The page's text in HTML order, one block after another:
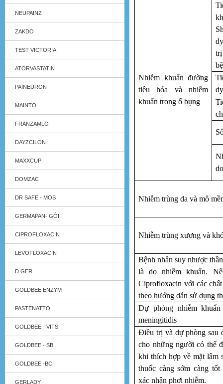
NEUPAINZ
ZAKDO
TEST VICTORIA
ATORVASTATIN
PAINEURON
MAINTO
FRANZAMLO
DAYZCILON
MAXXCUP
DOMZAC
DR SAFE - MOS
GERMAPAN- GÓI
CIPROFLOXACIN
LEVOFLOXACIN
D GER
GOLDBEE ENZYM
PASTENATTO
GOLDBEE - VITS
GOLDBEE - SB
GOLDBEE -BC
GERLADY
Nhiễm khuẩn đường
tiêu hóa và nhiễm
khuẩn trong ổ bụng
Nhiễm trùng da và mô
Nhiễm trùng xương và
Bệnh nhân suy nhược
là do nhiễm khuẩn.
Ciprofloxacin với các
theo hướng dẫn sử dụng
Dự phòng nhiễm
meningitidis
Điều trị và dự phòng sau
cho những người có thể
khi thích hợp về mặt lâm
thuốc càng sớm càng
xác nhận phơi nhiễm.